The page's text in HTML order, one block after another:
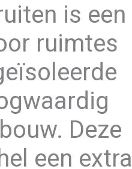
is een
ruimtes
Deze
een extra